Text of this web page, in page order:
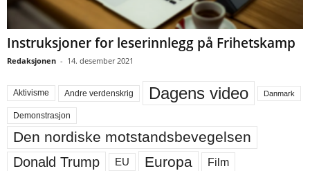
Instruksjoner for leserinnlegg på Frihetskamp
Redaksjonen - 14. desember 2021
Aktivisme Andre verdenskrig Dagens video Danmark
Demonstrasjon
Den nordiske motstandsbevegelsen
Donald Trump EU Europa Film